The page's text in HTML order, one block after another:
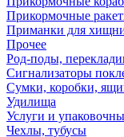
Прикормочные
Приманки для
Прочее
Род-поды,
Сигнализаторы
Сумки, коробки,
Удилища
Услуги и
Чехлы, тубусы